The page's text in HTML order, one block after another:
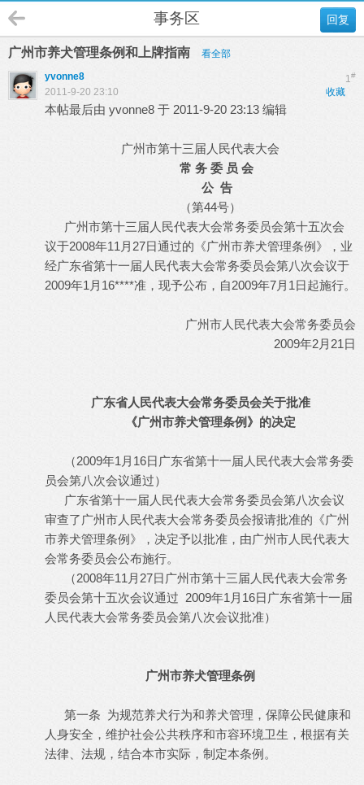
回复
事务区
广州市养犬管理条例和上牌指南 看全部
1#
yvonne8
收藏
2011-9-20 23:10
本帖最后由 yvonne8 于 2011-9-20 23:13 编辑
广州市第十三届人民代表大会
常 务 委 员 会
公 告
（第44号）
广州市第十三届人民代表大会常务委员会第十五次会
议于2008年11月27日通过的《广州市养犬管理条例》，业
经广东省第十一届人民代表大会常务委员会第八次会议于
2009年1月16****准，现予公布，自2009年7月1日起施行。
广州市人民代表大会常务委员会
2009年2月21日
广东省人民代表大会常务委员会关于批准
《广州市养犬管理条例》的决定
（2009年1月16日广东省第十一届人民代表大会常务委
员会第八次会议通过）
广东省第十一届人民代表大会常务委员会第八次会议
审查了广州市人民代表大会常务委员会报请批准的《广州
市养犬管理条例》，决定予以批准，由广州市人民代表大
会常务委员会公布施行。
（2008年11月27日广州市第十三届人民代表大会常务
委员会第十五次会议通过 2009年1月16日广东省第十一届
人民代表大会常务委员会第八次会议批准）
广州市养犬管理条例
第一条 为规范养犬行为和养犬管理，保障公民健康和
人身安全，维护社会公共秩序和市容环境卫生，根据有关
法律、法规，结合本市实际，制定本条例。